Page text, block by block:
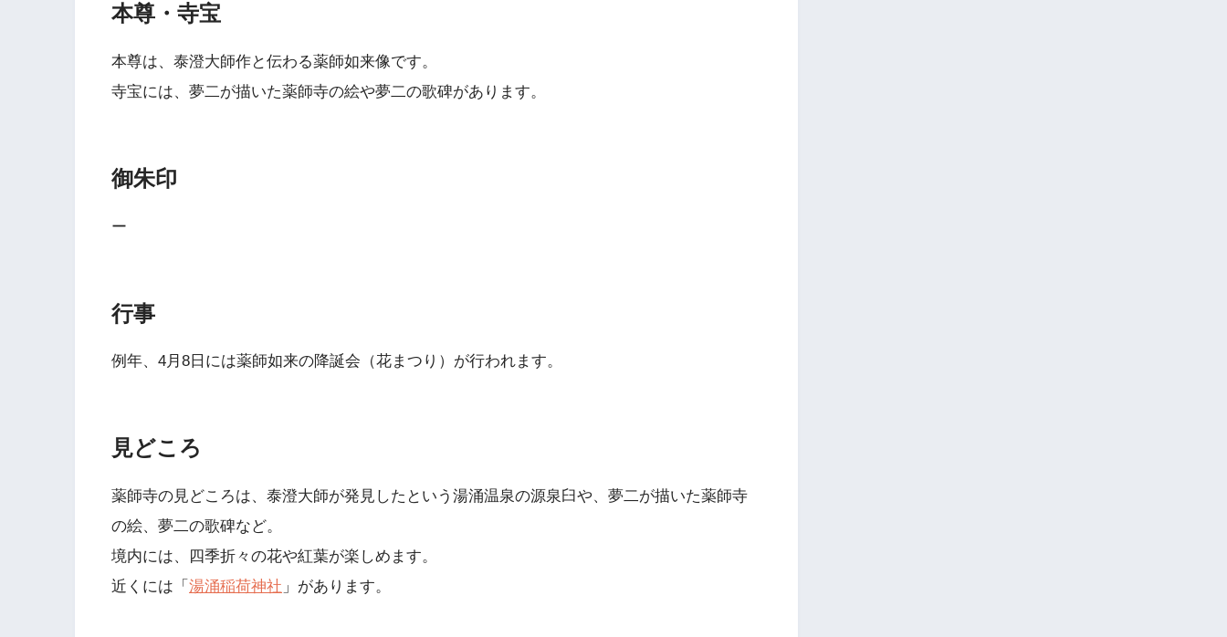
本尊・寺宝
本尊は、泰澄大師作と伝わる薬師如来像です。
寺宝には、夢二が描いた薬師寺の絵や夢二の歌碑があります。
御朱印
ー
行事
例年、4月8日には薬師如来の降誕会（花まつり）が行われます。
見どころ
薬師寺の見どころは、泰澄大師が発見したという湯涌温泉の源泉臼や、夢二が描いた薬師寺
の絵、夢二の歌碑など。
境内には、四季折々の花や紅葉が楽しめます。
近くには「 湯涌稲荷神社 」があります。